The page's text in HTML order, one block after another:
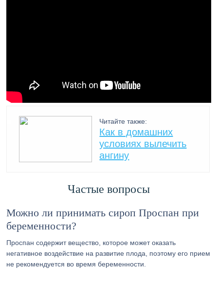
Читайте также:
Как в домашних
условиях вылечить
ангину
Частые вопросы
Можно ли принимать сироп Проспан при
беременности?
Проспан содержит вещество, которое может оказать
негативное воздействие на развитие плода, поэтому его прием
не рекомендуется во время беременности.